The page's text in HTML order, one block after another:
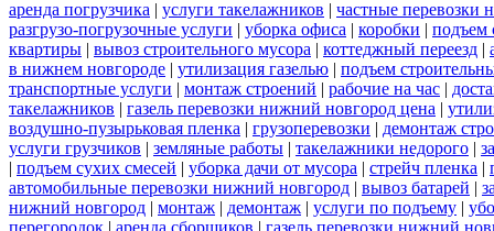
аренда погрузчика | услуги такелажников | частные перевозки
разгрузо-погрузочные услуги | уборка офиса | коробки | подъем
квартиры | вывоз строительного мусора | коттеджный переезд |
в нижнем новгороде | утилизация газелью | подъем
транспортные услуги | монтаж строений | рабочие на час |
такелажников | газель перевозки нижний новгород цена |
воздушно-пузырьковая пленка | грузоперевозки | демонтаж
услуги грузчиков | земляные работы | такелажники недорого |
| подъем сухих смесей | уборка дачи от мусора | стрейч пленка |
автомобильные перевозки нижний новгород | вывоз батарей |
нижний новгород | монтаж | демонтаж | услуги по подъему |
перегородок | аренда сборщиков | газель перевозки нижний